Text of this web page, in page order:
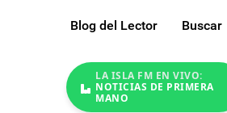
Blog del Lector Buscar
LA ISLA FM EN VIVO:
NOTICIAS DE PRIMERA
MANO